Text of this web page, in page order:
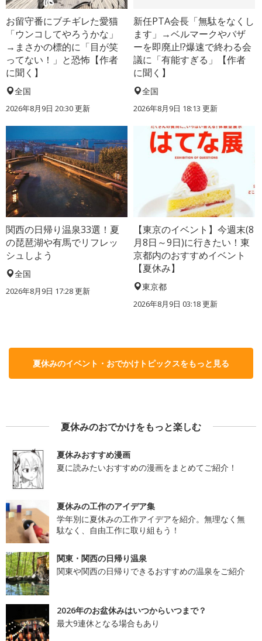
お留守番にブチギレた愛猫
「ウンコしてやろうかな」
→まさかの標的に「目が笑
ってない！」と恐怖【作者
に聞く】
全国
2026年8月9日 20:30更新
新任PTA会長「無駄をなくし
ます」→ベルマークやバザ
ーを即廃止!?爆速で終わる会
議に「有能すぎる」【作者
に聞く】
全国
2026年8月9日 18:13 更新
関西の日帰り温泉33選！夏
の琵琶湖や有馬でリフレッ
シュしよう
全国
2026年8月9日 17:28更新
【東京のイベント】今週末(8
月8日～9日)に行きたい！東
京都内のおすすめイベント
【夏休み】
東京都
2026年8月9日 03:18更新
夏休みのイベント・おでかけトピックスをもっと見る
夏休みのおでかけをもっと楽しむ
夏休みおすすめ漫画
夏に読みたいおすすめの漫画をまとめてご紹介！
夏休みの工作のアイデア集
学年別に夏休みの工作アイデアを紹介。無理なく無
駄なく、自由工作に取り組もう！
関東・関西の日帰り温泉
関東や関西の日帰りできるおすすめの温泉をご紹介
2026年のお盆休みはいつからいつまで？
最大9連休となる場合もあり